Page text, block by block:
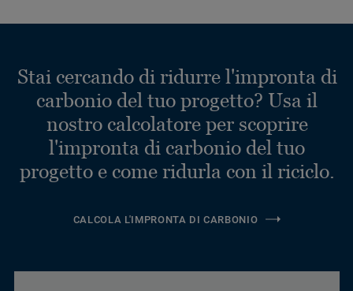
Stai cercando di ridurre l'impronta di
carbonio del tuo progetto? Usa il
nostro calcolatore per scoprire
l'impronta di carbonio del tuo
progetto e come ridurla con il riciclo.
CALCOLA L'IMPRONTA DI CARBONIO